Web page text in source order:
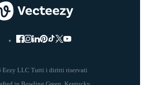
Eezy LLC Tutti i diritti riservati